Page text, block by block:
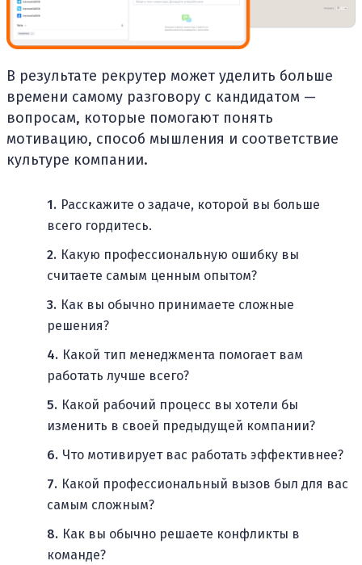
В результате рекрутер может уделить больше
времени самому разговору с кандидатом —
вопросам, которые помогают понять
мотивацию, способ мышления и соответствие
культуре компании.
Расскажите о задаче, которой вы больше
всего гордитесь.
Какую профессиональную ошибку вы
считаете самым ценным опытом?
Как вы обычно принимаете сложные
решения?
Какой тип менеджмента помогает вам
работать лучше всего?
Какой рабочий процесс вы хотели бы
изменить в своей предыдущей компании?
Что мотивирует вас работать эффективнее?
Какой профессиональный вызов был для вас
самым сложным?
Как вы обычно решаете конфликты в
команде?